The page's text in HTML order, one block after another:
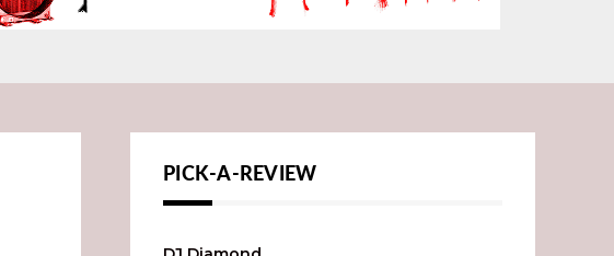
PICK-A-REVIEW